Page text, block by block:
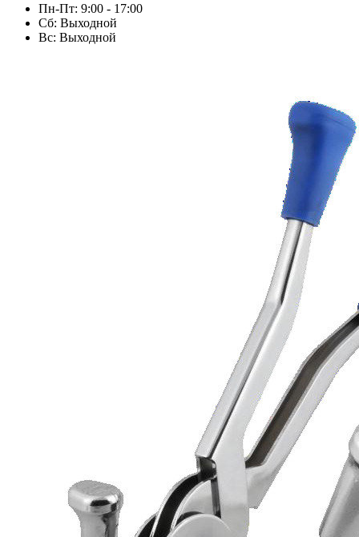
Пн-Пт: 9:00 - 17:00
Сб: Выходной
Вс: Выходной